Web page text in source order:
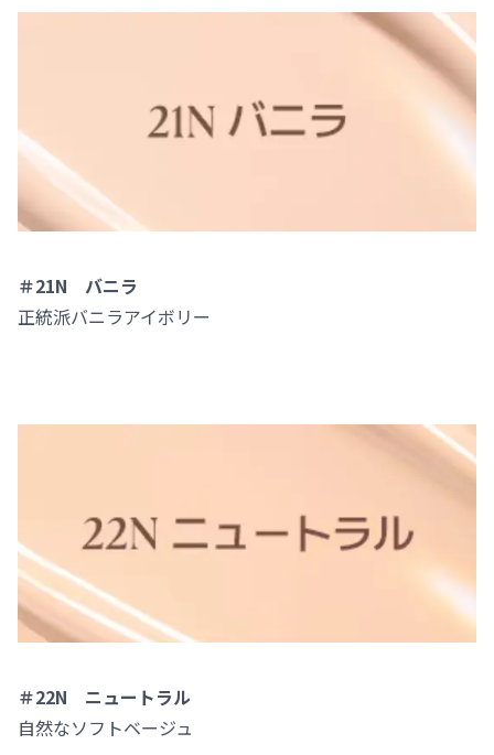
＃21N バニラ
正統派バニラアイボリー
＃22N ニュートラル
自然なソフトベージュ